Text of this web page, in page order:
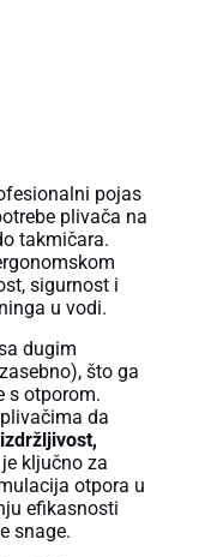
pojas
plivača na
takmičara.
sigurnost i
u vodi.
dugim
što ga
s otporom.
da
ključno za
otpora u
efikasnosti
snage.